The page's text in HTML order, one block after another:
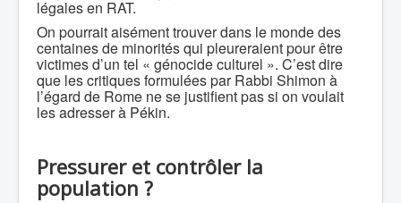
légales en RAT.
On pourrait aisément trouver dans le monde des
centaines de minorités qui pleureraient pour être
victimes d’un tel « génocide culturel ». C’est dire
que les critiques formulées par Rabbi Shimon à
l’égard de Rome ne se justifient pas si on voulait
les adresser à Pékin.
Pressurer et contrôler la
population ?